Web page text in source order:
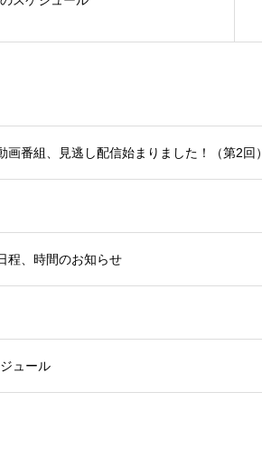
画番組、見逃し配信始まりました！（第2回）
程、時間のお知らせ
ュール